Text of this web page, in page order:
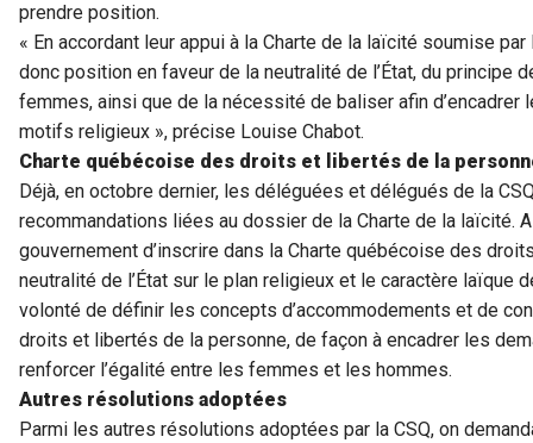
prendre position.
« En accordant leur appui à la Charte de la laïcité soumise
donc position en faveur de la neutralité de l’État, du principe
femmes, ainsi que de la nécessité de baliser afin d’encadrer
motifs religieux », précise Louise Chabot.
Charte québécoise des droits et libertés de la
Déjà, en octobre dernier, les déléguées et délégués de la
recommandations liées au dossier de la Charte de la laïcité.
gouvernement d’inscrire dans la Charte québécoise des
neutralité de l’État sur le plan religieux et le caractère laïque
volonté de définir les concepts d’accommodements et de
droits et libertés de la personne, de façon à encadrer les
renforcer l’égalité entre les femmes et les hommes.
Autres résolutions adoptées
Parmi les autres résolutions adoptées par la CSQ, on